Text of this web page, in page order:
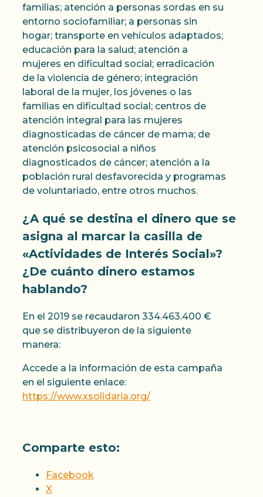
familias; atención a personas sordas en su
entorno sociofamiliar; a personas sin
hogar; transporte en vehículos adaptados;
educación para la salud; atención a
mujeres en dificultad social; erradicación
de la violencia de género; integración
laboral de la mujer, los jóvenes o las
familias en dificultad social; centros de
atención integral para las mujeres
diagnosticadas de cáncer de mama; de
atención psicosocial a niños
diagnosticados de cáncer; atención a la
población rural desfavorecida y programas
de voluntariado, entre otros muchos.
¿A qué se destina el dinero que se
asigna al marcar la casilla de
«Actividades de Interés Social»?
¿De cuánto dinero estamos
hablando?
En el 2019 se recaudaron 334.463.400 €
que se distribuyeron de la siguiente
manera:
Accede a la información de esta campaña
en el siguiente enlace:
https://www.xsolidaria.org/
Comparte esto:
Facebook
X